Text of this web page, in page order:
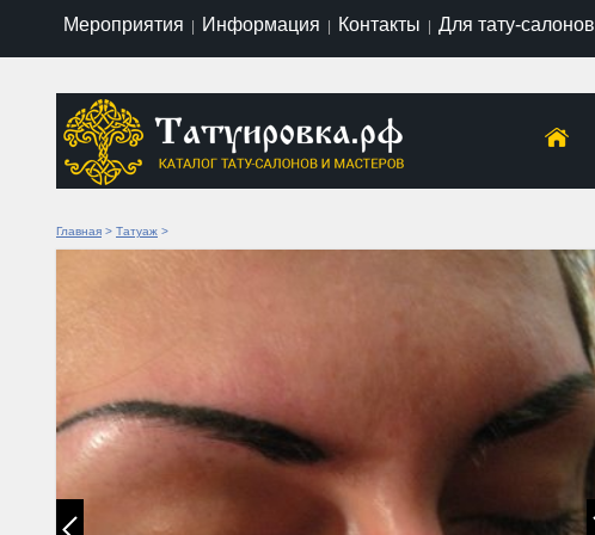
Мероприятия Информация Контакты Для тату-салонов
Главная > Татуаж >